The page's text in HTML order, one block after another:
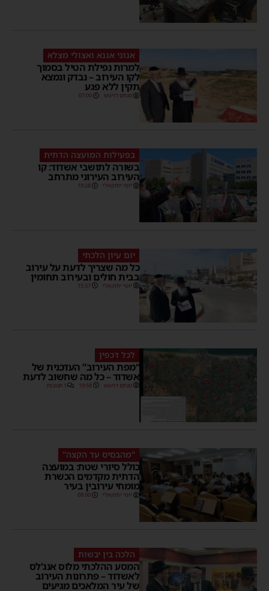
אגוני אגנא ואצולי מצלא
למרות נפילת הטיל בסמוך
לקו העירוב – נבדק ונמצא
תקין ללא פגע
מנחם דויטש 07:00
בפעילות המועצה הדתית
בשורה לתושבי אשדוד: קו
העירוב העירוני מתרחב
יוסי יחזקאלי 19:28
יום עיון הלכתי
כל מה שצריך לדעת על עירוב
בבית חולים ובעירוב תחומין
יוסי יחזקאלי 15:37
לכל דכפין
“מפת העירוב” העדכנית של
אשדוד – כל מה שחשוב לדעת
מנחם דויטש 19:58 1 תגובות
"מהבסיס עד הקצה"
כולל סיורי שטח: במועצה
הדתית מקדמים הכשרת
מומחי עירובין בעיר
יוסי יחזקאלי 08:00
הלכה בין יבשות
המסע ההלכתי מלוס אנג’לס
לאשדוד – פתרונות העירוב
של עיר המלאכים מגיעים